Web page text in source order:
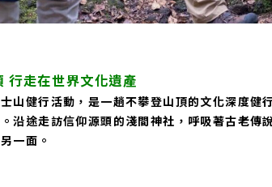
行走在世界文化遺產
山健行活動，是一趟不攀登山頂的文化深度
沿途走訪信仰源頭的淺間神社，呼吸著古老
一面。